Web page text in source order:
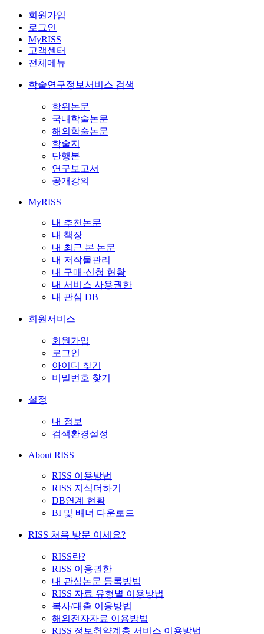
회원가입
로그인
MyRISS
고객센터
전체메뉴
학술연구정보서비스 검색
학위논문
국내학술논문
해외학술논문
학술지
단행본
연구보고서
공개강의
MyRISS
내 추천논문
내 책장
내 최근 본 논문
내 저작물관리
내 구매·신청 현황
내 서비스 사용권한
내 관심 DB
회원서비스
회원가입
로그인
아이디 찾기
비밀번호 찾기
설정
내 정보
검색환경설정
About RISS
RISS 이용방법
RISS 지식더하기
DB연계 현황
BI 및 배너 다운로드
RISS 처음 방문 이세요?
RISS란?
RISS 이용권한
내 관심논문 등록방법
RISS 자료 유형별 이용방법
복사/대출 이용방법
해외전자자료 이용방법
RISS 정보취약계층 서비스 이용방법